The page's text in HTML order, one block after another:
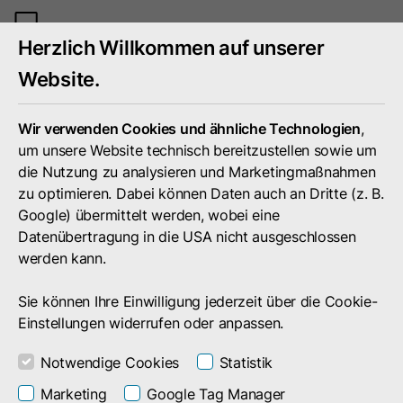
Portfolio Technologien
Herzlich Willkommen auf unserer
Website.
Wir verwenden Cookies und ähnliche Technologien,
um unsere Website technisch bereitzustellen sowie um
die Nutzung zu analysieren und Marketingmaßnahmen
zu optimieren. Dabei können Daten auch an Dritte (z. B.
Google) übermittelt werden, wobei eine
Datenübertragung in die USA nicht ausgeschlossen
werden kann.
Sie können Ihre Einwilligung jederzeit über die Cookie-
Einstellungen widerrufen oder anpassen.
Notwendige Cookies
Statistik
Marketing
Google Tag Manager